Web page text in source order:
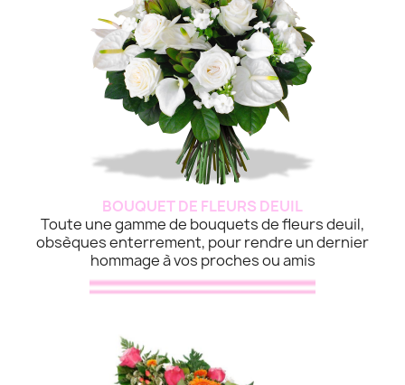
BOUQUET DE FLEURS DEUIL
Toute une gamme de bouquets de fleurs deuil,
obsèques enterrement, pour rendre un dernier
hommage à vos proches ou amis